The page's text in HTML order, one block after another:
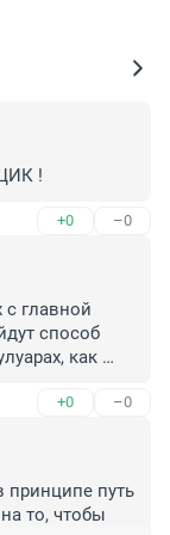
!
+0 –0
с главной
способ
как
+0 –0
принципе путь
то, чтобы